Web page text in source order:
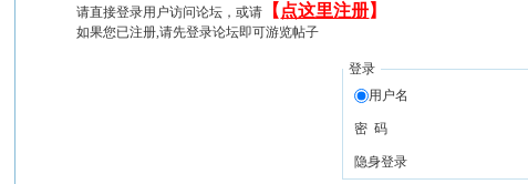
请直接登录用户访问论坛，或请 【 点这里注册】
如果您已注册,请先登录论坛即可游览帖子
登录
用户名
密 码
隐身登录